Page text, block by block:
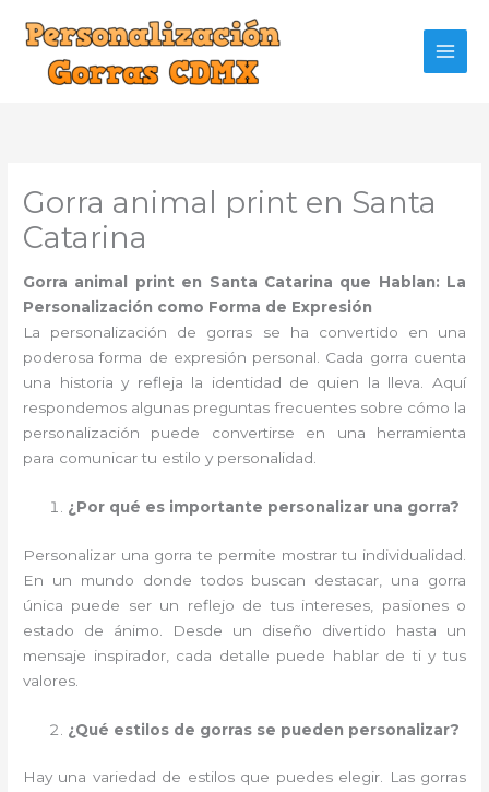
contenido
Gorra animal print en Santa
Catarina
Gorra animal print en Santa Catarina que Hablan: La
Personalización como Forma de Expresión
La personalización de gorras se ha convertido en una
poderosa forma de expresión personal. Cada gorra cuenta
una historia y refleja la identidad de quien la lleva. Aquí
respondemos algunas preguntas frecuentes sobre cómo la
personalización puede convertirse en una herramienta
para comunicar tu estilo y personalidad.
¿Por qué es importante personalizar una gorra?
Personalizar una gorra te permite mostrar tu individualidad.
En un mundo donde todos buscan destacar, una gorra
única puede ser un reflejo de tus intereses, pasiones o
estado de ánimo. Desde un diseño divertido hasta un
mensaje inspirador, cada detalle puede hablar de ti y tus
valores.
¿Qué estilos de gorras se pueden personalizar?
Hay una variedad de estilos que puedes elegir. Las gorras